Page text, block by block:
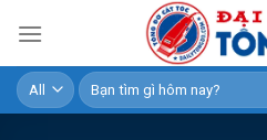
content
Tìm
kiếm: